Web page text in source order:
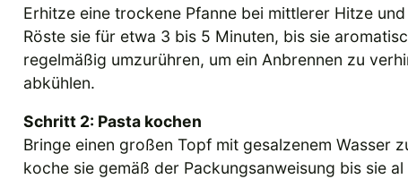
Erhitze eine trockene Pfanne bei mittlerer Hitze
Röste sie für etwa 3 bis 5 Minuten, bis sie
regelmäßig umzurühren, um ein Anbrennen zu
abkühlen.
Schritt 2: Pasta kochen
Bringe einen großen Topf mit gesalzenem Wasser
koche sie gemäß der Packungsanweisung bis sie